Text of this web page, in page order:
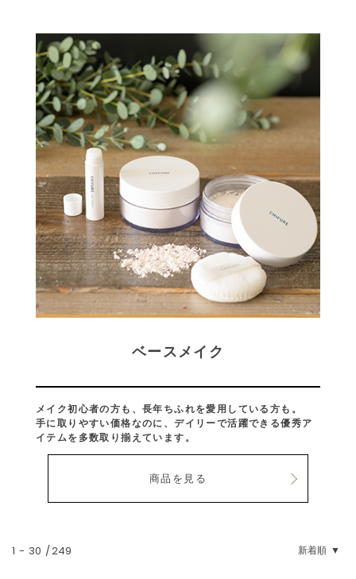
ベースメイク
メイク初心者の方も、長年ちふれを愛用している方も。
手に取りやすい価格なのに、デイリーで活躍できる優秀ア
イテムを多数取り揃えています。
商品を見る
新着順
1 - 30 249